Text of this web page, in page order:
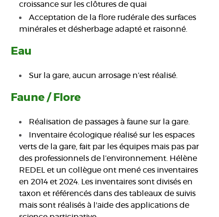
croissance sur les clôtures de quai
Acceptation de la flore rudérale des surfaces
minérales et désherbage adapté et raisonné.
Eau
Sur la gare, aucun arrosage n’est réalisé.
Faune / Flore
Réalisation de passages à faune sur la gare.
Inventaire écologique réalisé sur les espaces
verts de la gare, fait par les équipes mais pas par
des professionnels de l’environnement. Hélène
REDEL et un collègue ont mené ces inventaires
en 2014 et 2024. Les inventaires sont divisés en
taxon et référencés dans des tableaux de suivis
mais sont réalisés à l'aide des applications de